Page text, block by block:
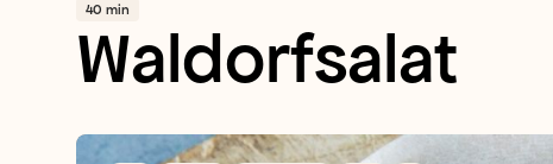
40 min
Waldorfsalat